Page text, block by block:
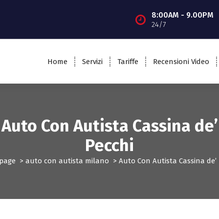
8:00AM - 9.00PM
24/7
Home Servizi Tariffe Recensioni Video
Auto Con Autista Cassina de’
Pecchi
> auto con autista milano > Auto Con Autista Cassina de’